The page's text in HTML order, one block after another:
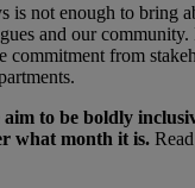
is not enough to bring
and our community.
commitment from
to be boldly
what month it is.